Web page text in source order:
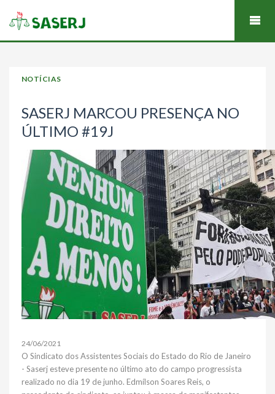
NOTÍCIAS
SASERJ MARCOU PRESENÇA NO
ÚLTIMO #19J
24/06/2021
O Sindicato dos Assistentes Sociais do Estado do Rio de Janeiro
- Saserj esteve presente no último ato do campo progressista
realizado no dia 19 de junho. Edmílson Soares Reis, o